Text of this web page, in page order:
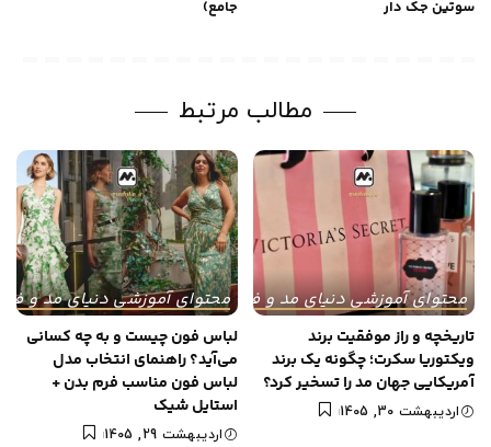
سوتین جک دار
جامع)
مطالب مرتبط
محتوای آموزشی دنیای مد و فشن
تاریخچه و راز موفقیت برند
ویکتوریا سکرت؛ چگونه یک برند
آمریکایی جهان مد را تسخیر کرد؟
اردیبهشت 30, 1405
محتوای آموزشی دنیای مد و
لباس فون چیست و به چه کسانی
می‌آید؟ راهنمای انتخاب مدل
لباس فون مناسب فرم بدن +
استایل شیک
اردیبهشت 29, 1405